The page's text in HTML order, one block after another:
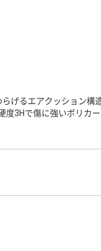
げるエアクッション構
3Hで傷に強いポリカ